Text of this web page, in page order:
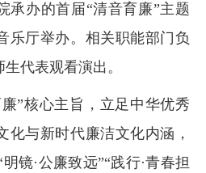
承办的首届“清音育廉”主题
乐厅举办。相关职能部门负
代表观看演出。
”核心主旨，立足中华优秀
化与新时代廉洁文化内涵，
镜·公廉致远”“践行·青春担